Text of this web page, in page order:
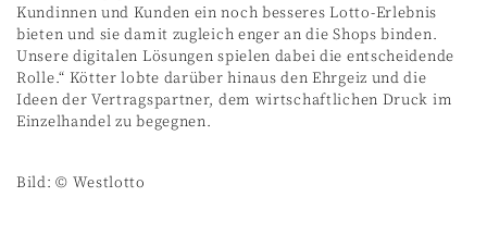
Kundinnen und Kunden ein noch besseres Lotto-Erlebnis
bieten und sie damit zugleich enger an die Shops binden.
Unsere digitalen Lösungen spielen dabei die entscheidende
Rolle.“ Kötter lobte darüber hinaus den Ehrgeiz und die
Ideen der Vertragspartner, dem wirtschaftlichen Druck im
Einzelhandel zu begegnen.
Bild: © Westlotto